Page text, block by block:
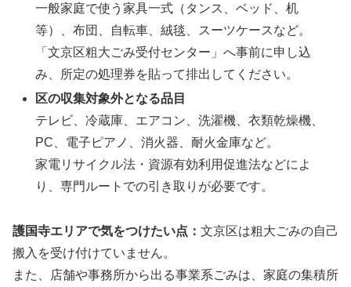
一般家庭で使う家具一式（タンス、ベッド、机
等）、布団、自転車、絨毯、スーツケースなど。
「文京区粗大ごみ受付センター」へ事前に申し込
み、所定の処理券を貼って排出してください。
区の収集対象外となる品目
テレビ、冷蔵庫、エアコン、洗濯機、衣類乾燥機、
PC、電子ピアノ、消火器、耐火金庫など。
家電リサイクル法・資源有効利用促進法などによ
り、専門ルートでの引き取りが必要です。
護国寺エリアで気をつけたい点： 文京区は粗大ごみの自己
搬入を受け付けていません。
また、店舗や事務所から出る事業系ごみは、家庭の集積所